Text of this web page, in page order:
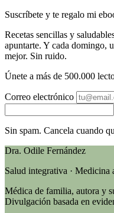
Suscríbete y te regalo mi
Recetas sencillas y
apuntarte. Y cada domingo,
mejor. Sin ruido.
Únete a más de 500.000
Correo electrónico
Sin spam. Cancela cuando
Dra. Odile Fernández
Salud integrativa · Medicina
Médica de familia, autora y
Divulgación basada en